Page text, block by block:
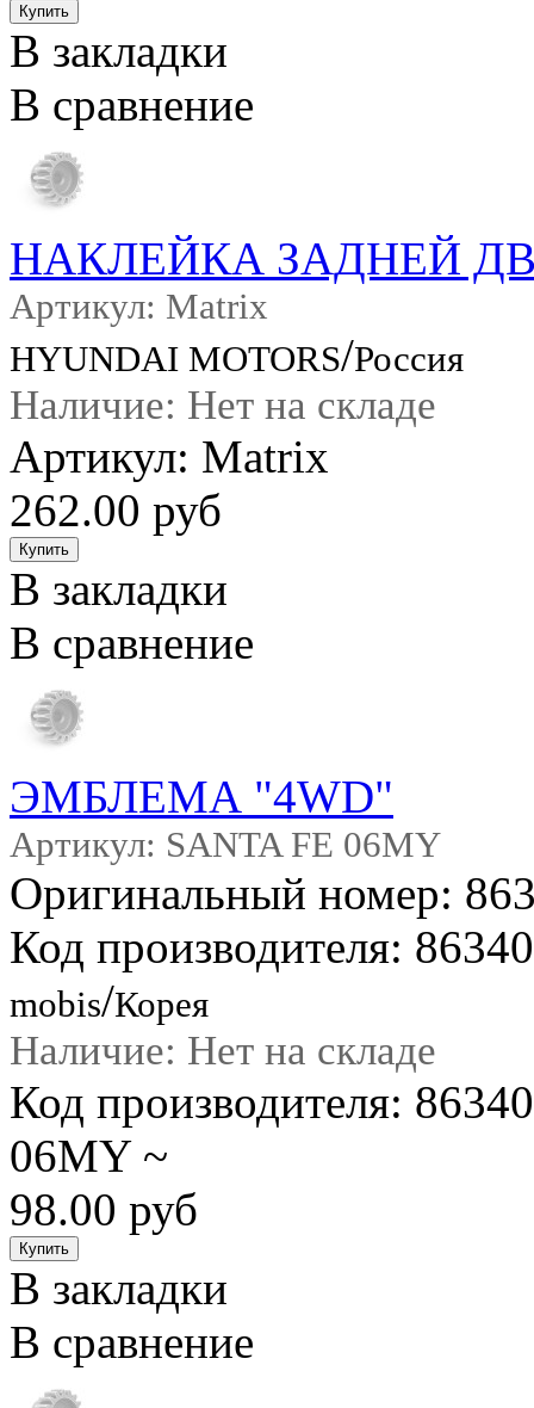
В закладки
В сравнение
НАКЛЕЙКА ЗАДНЕЙ
Артикул: Matrix
HYUNDAI MOTORS/Россия
Наличие: Нет на складе
Артикул: Matrix
262.00 руб
В закладки
В сравнение
ЭМБЛЕМА "4WD"
Артикул: SANTA FE 06MY
Оригинальный номер:
Код производителя:
mobis/Корея
Наличие: Нет на складе
Код производителя:
06MY ~
98.00 руб
В закладки
В сравнение